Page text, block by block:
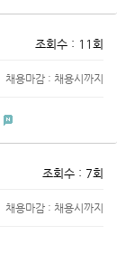
조회수 : 11회
채용마감 : 채용시까지
조회수 : 7회
채용마감 : 채용시까지